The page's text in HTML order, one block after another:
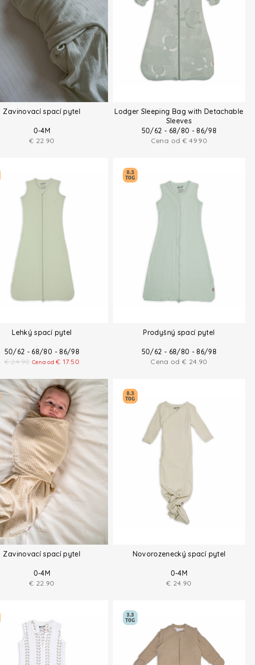
Zavinovací spací pytel
0-4M
€ 22.90
Lodger Sleeping Bag with Detachable
Sleeves
50/62 - 68/80 - 86/98
Cena od € 49.90
Lehký spací pytel
50/62 - 68/80 - 86/98
€ 24.90 Cena od€ 17.50
Prodyšný spací pytel
50/62 - 68/80 - 86/98
Cena od€ 24.90
Zavinovací spací pytel
0-4M
€ 22.90
Novorozenecký spací pytel
0-4M
€ 24.90